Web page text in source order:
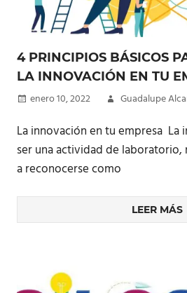
4 PRINCIPIOS BÁSICOS
LA INNOVACIÓN EN TU
enero 10, 2022 Guadalupe
La innovación en tu empresa La
ser una actividad de laboratorio,
a reconocerse como
LEER MÁS